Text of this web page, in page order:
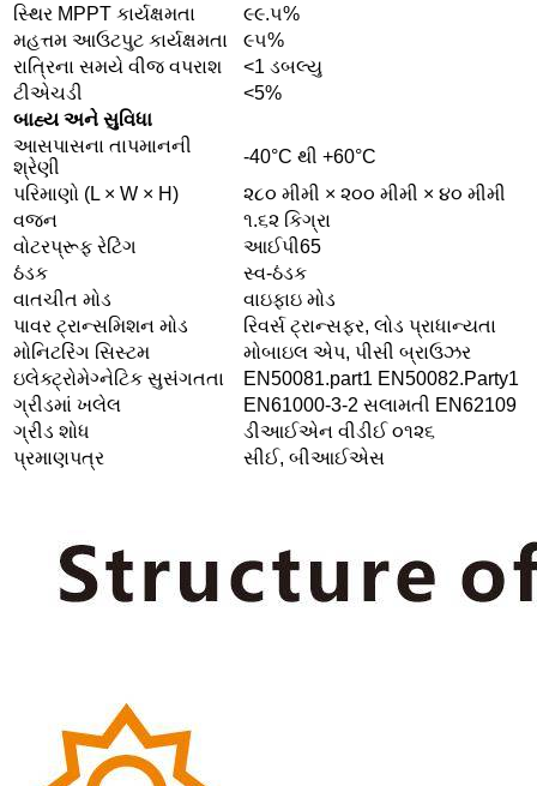
સ્થિર MPPT કાર્યક્ષમતા
૯૯.૫%
મહત્તમ આઉટપુટ કાર્યક્ષમતા
૯૫%
રાત્રિના સમયે વીજ વપરાશ
<1 ડબલ્યુ
ટીએચડી
<5%
બાહ્ય અને સુવિધા
આસપાસના તાપમાનની
શ્રેણી
-40°C થી +60°C
પરિમાણો (L × W × H)
૨૮૦ મીમી × ૨૦૦ મીમી × ૪૦ મીમી
વજન
૧.૬૨ ​​કિગ્રા
વોટરપ્રૂફ રેટિંગ
આઈપી65
ઠંડક
સ્વ-ઠંડક
વાતચીત મોડ
વાઇફાઇ મોડ
પાવર ટ્રાન્સમિશન મોડ
રિવર્સ ટ્રાન્સફર, લોડ પ્રાધાન્યતા
મોનિટરિંગ સિસ્ટમ
મોબાઇલ એપ, પીસી બ્રાઉઝર
ઇલેક્ટ્રોમેગ્નેટિક સુસંગતતા
EN50081.part1 EN50082.Party1
ગ્રીડમાં ખલેલ
EN61000-3-2 સલામતી EN62109
ગ્રીડ શોધ
ડીઆઈએન વીડીઈ ૦૧૨૬
પ્રમાણપત્ર
સીઈ, બીઆઈએસ